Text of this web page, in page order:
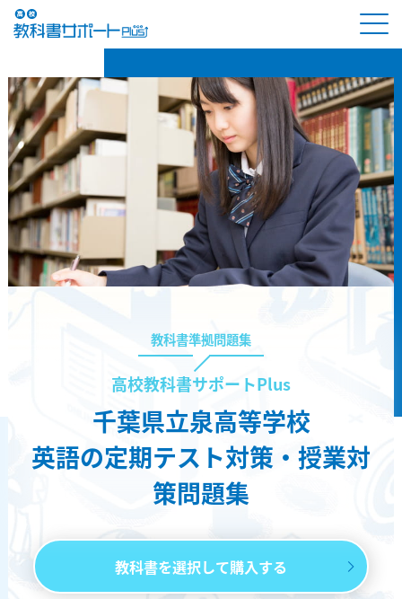
教科書準拠問題集
高校教科書サポートPlus
千葉県立泉高等学校
英語の定期テスト対策・授業対
策問題集
教科書を選択して購入する